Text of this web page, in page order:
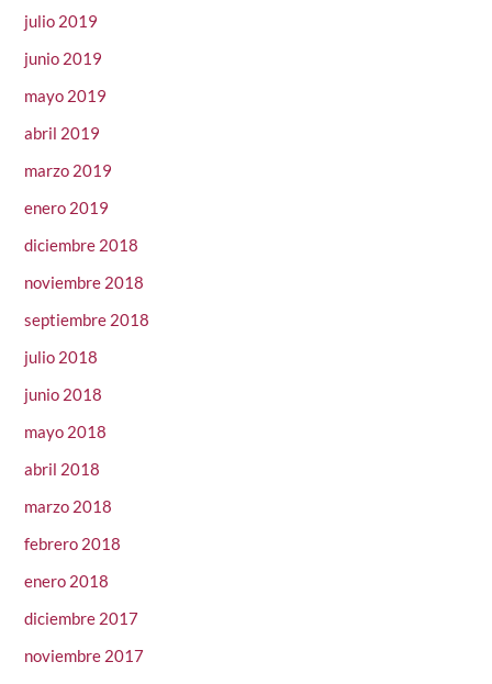
julio 2019
junio 2019
mayo 2019
abril 2019
marzo 2019
enero 2019
diciembre 2018
noviembre 2018
septiembre 2018
julio 2018
junio 2018
mayo 2018
abril 2018
marzo 2018
febrero 2018
enero 2018
diciembre 2017
noviembre 2017